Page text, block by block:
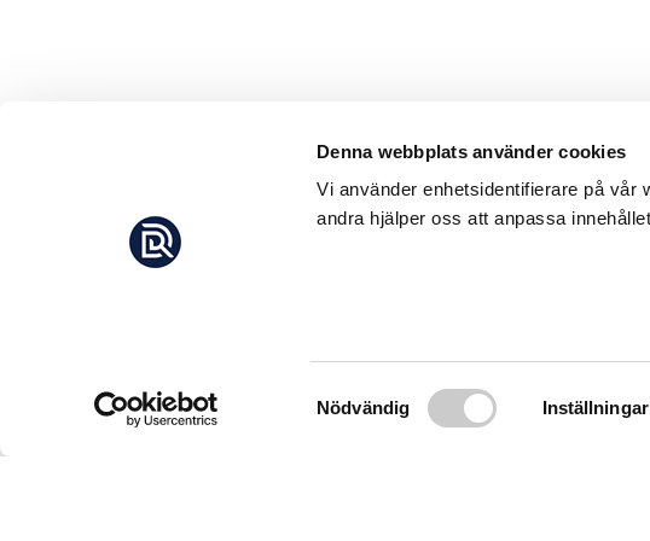
Denna webbplats använder cookies
Vi använder enhetsidentifierare på vår
andra hjälper oss att anpassa
Samtyckesval
Nödvändig Inställningar